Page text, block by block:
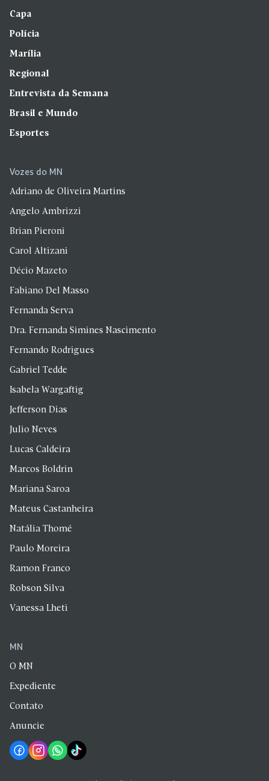
Capa
Polícia
Marília
Regional
Entrevista da Semana
Brasil e Mundo
Esportes
Vozes do MN
Adriano de Oliveira Martins
Angelo Ambrizzi
Brian Pieroni
Carol Altizani
Décio Mazeto
Fabiano Del Masso
Fernanda Serva
Dra. Fernanda Simines Nascimento
Fernando Rodrigues
Gabriel Tedde
Isabela Wargaftig
Jefferson Dias
Julio Neves
Lucas Caldeira
Marcos Boldrin
Mariana Saroa
Mateus Castanheira
Natália Thomé
Paulo Moreira
Ramon Franco
Robson Silva
Vanessa Lheti
MN
O MN
Expediente
Contato
Anuncie